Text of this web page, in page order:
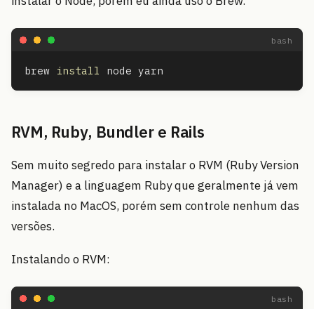
brew install
RVM, Ruby, Bundler e Rails
Sem muito segredo para instalar o RVM (Ruby Version
Manager) e a linguagem Ruby que geralmente já vem
instalada no MacOS, porém sem controle nenhum das
versões.
Instalando o RVM: